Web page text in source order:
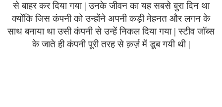
से बाहर कर दिया गया | उनके जीवन का यह सबसे बुरा दिन था
क्योंकि जिस कंपनी को उन्होंने अपनी कड़ी मेहनत और लगन के
साथ बनाया था उसी कंपनी से उन्हें निकल दिया गया | स्टीव जॉब्स
के जाते ही कंपनी पूरी तरह से क़र्ज़ में डूब गयी थी |